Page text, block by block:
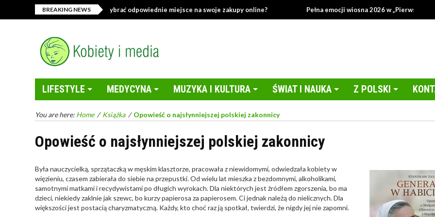
BREAKING NEWS
Sklep z tekstyliami – jak wybrać odpowiednie miejsce na swoje zakupy online? Pełna emocji wiosna 2026 w „Pierwszej
LIFESTYLE MEDYCYNA MUZYKA I KULTURA ŚWIAT I NAUKA Z POLSKI
You are here: Home / Książka / Opowieść o najsłynniejszej polskiej zakonnicy
Opowieść o najsłynniejszej polskiej zakonnicy
Była nauczycielką, sprzątaczką w męskim klasztorze, pracowała z niewidomymi, odwiedzała kobiety w
więzieniu, czasem zabierała do siebie na przepustki. Od wielu lat mieszka z bezdomnymi, alkoholikami,
samotnymi matkami i recydywistami po długich wyrokach. Dla niektórych jest źródłem zgorszenia, bo ma
dzieci, niekiedy zaklnie jak szewc, bo kurzy papierosa za papierosem. Ci jednak należą do nielicznych. Dla
większości jest postacią charyzmatyczną. Każdy, kto choć raz ją spotkał, twierdzi, że nigdy jej nie zapomni.